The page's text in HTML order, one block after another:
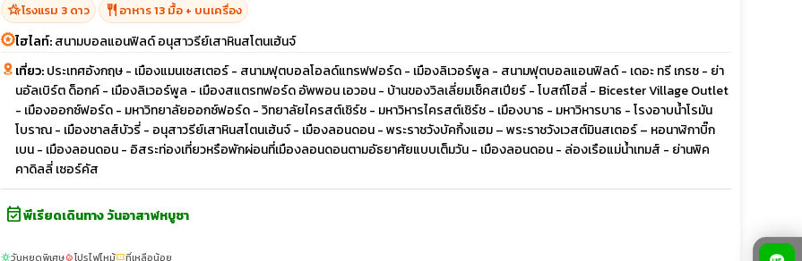
hotel_classโรงแรม 3 ดาว restaurant อาหาร 13 มื้อ + บนเครื่อง
ไฮไลท์:สนามบอลแอนฟิลด์ อนุสาวรีย์เสาหินสโตนเฮ้นจ์
เที่ยว:ประเทศอังกฤษ - เมืองแมนเชสเตอร์ - สนามฟุตบอลโอลด์แทรฟฟอร์ด - เมืองลิเวอร์พูล - สนามฟุตบอลแอนฟิลด์ - เดอะ ทรี เกรซ - ย่า
นอัลเบิร์ต ด็อกค์ - เมืองลิเวอร์พูล - เมืองสแตรทฟอร์ด อัพพอน เอวอน - บ้านของวิลเลี่ยมเช็คสเปียร์ - โบสถ์โฮลี่ - Bicester Village Outlet
- เมืองออกซ์ฟอร์ด - มหาวิทยาลัยออกซ์ฟอร์ด - วิทยาลัยไครสต์เชิร์ช - มหาวิหารไครสต์เชิร์ช - เมืองบาธ - มหาวิหารบาธ - โรงอาบน้ำโรมัน
โบราณ - เมืองชาลส์บัวรี่ - อนุสาวรีย์เสาหินสโตนเฮ้นจ์ - เมืองลอนดอน - พระราชวังบัคกิ้งแฮม – พระราชวังเวสต์มินสเตอร์ – หอนาฬิกาบิ๊ก
เบน - เมืองลอนดอน - อิสระท่องเที่ยวหรือพักผ่อนที่เมืองลอนดอนตามอัธยาศัยแบบเต็มวัน - เมืองลอนดอน - ล่องเรือแม่น้ำเทมส์ - ย่านพิค
คาดิลลี่ เซอร์คัส
event_availableพีเรียดเดินทาง วันอาสาฬหบูชา
sunnyวันหยุดพิเศษlocal_fire_departmentโปรไฟไหม้confirmation_numberที่เหลือน้อย